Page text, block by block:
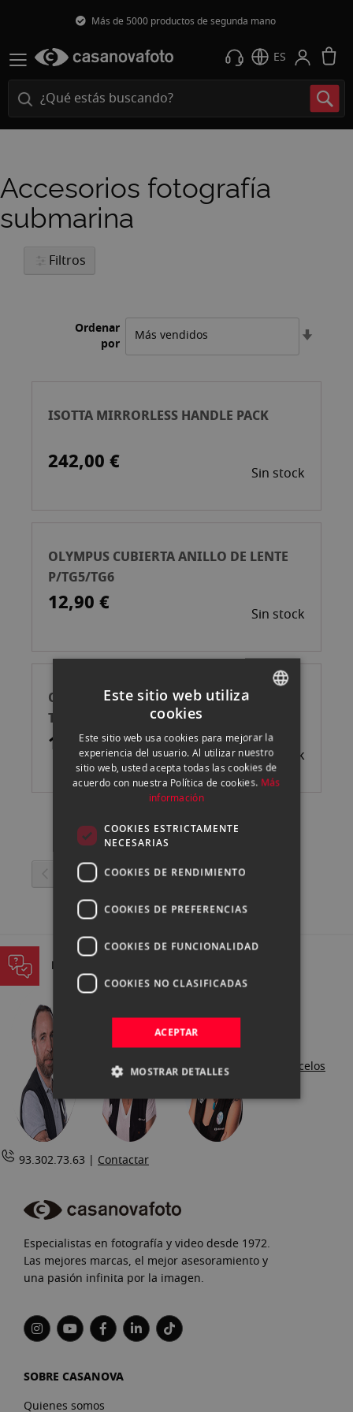
Más de 5000 productos de segunda mano
ES
Accesorios fotografía
submarina
Filtros
Ordenar
por
ISOTTA MIRRORLESS HANDLE PACK
242,00 € Sin stock
OLYMPUS CUBIERTA ANILLO DE LENTE
P/TG5/TG6
12,90 € Sin stock
OLYMPUS GRASA SILICONA PARA JUNTA
T�RICA - 5G
14,90 € Sin stock
Página
Página
Anterior Página
1
Actualmente
página
2
PREGUNTA A NUESTROS EXPERTOS
Conócelos
93.302.73.63 | Contactar
Especialistas en fotografía y video desde 1972.
Las mejores marcas, el mejor asesoramiento y
una pasión infinita por la imagen.
SOBRE CASANOVA
Quienes somos
ENGLISH
CATALAN
Este sitio web utiliza
cookies
Este sitio web usa cookies para mejorar la
experiencia del usuario. Al utilizar nuestro
sitio web, usted acepta todas las cookies de
acuerdo con nuestra Política de cookies. Más
información
COOKIES ESTRICTAMENTE
NECESARIAS
COOKIES DE RENDIMIENTO
COOKIES DE PREFERENCIAS
COOKIES DE FUNCIONALIDAD
COOKIES NO CLASIFICADAS
ACEPTAR
MOSTRAR DETALLES